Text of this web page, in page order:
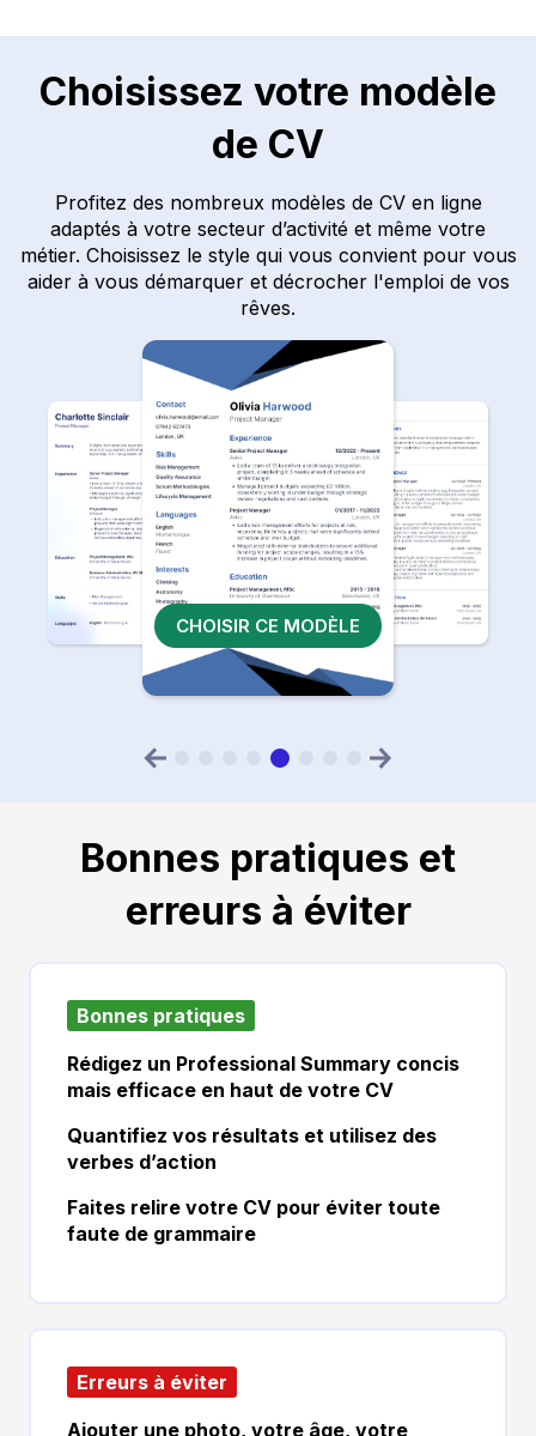
Choisissez votre modèle
de CV
Profitez des nombreux modèles de CV en ligne
adaptés à votre secteur d’activité et même votre
métier. Choisissez le style qui vous convient pour vous
aider à vous démarquer et décrocher l'emploi de vos
rêves.
CHOISIR CE MODÈLE
Bonnes pratiques et
erreurs à éviter
Bonnes pratiques
Rédigez un Professional Summary concis
mais efficace en haut de votre CV
Quantifiez vos résultats et utilisez des
verbes d’action
Faites relire votre CV pour éviter toute
faute de grammaire
Erreurs à éviter
Ajouter une photo, votre âge, votre